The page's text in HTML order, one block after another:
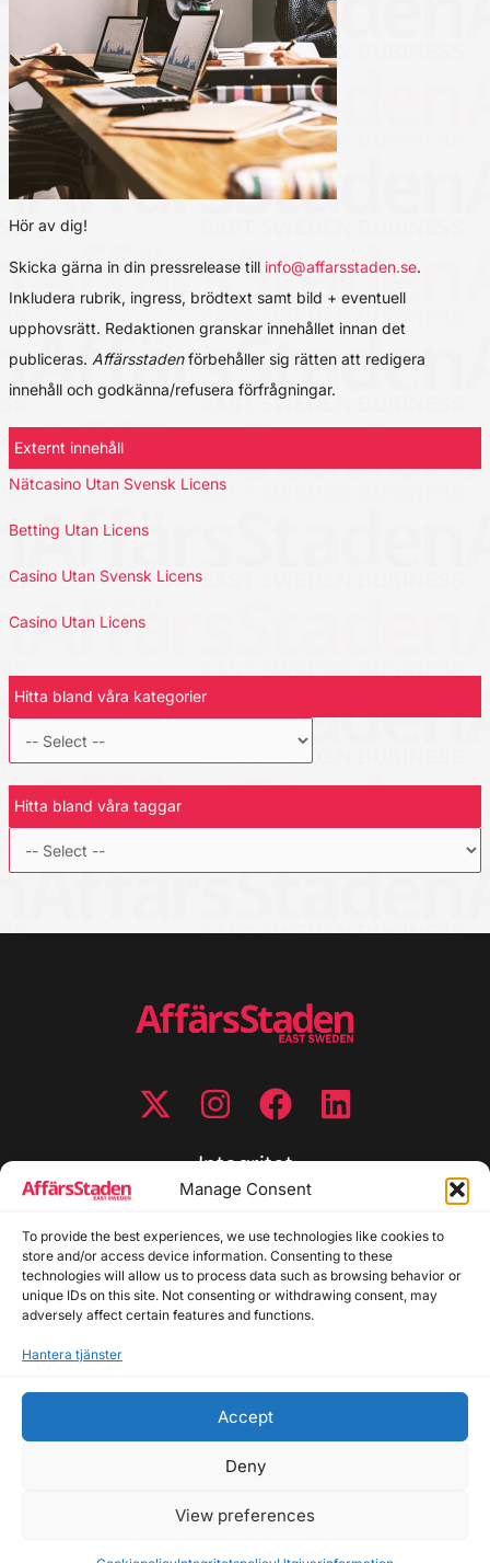
Manage Consent
To provide the best experiences, we use technologies like cookies to
store and/or access device information. Consenting to these
technologies will allow us to process data such as browsing behavior or
unique IDs on this site. Not consenting or withdrawing consent, may
adversely affect certain features and functions.
Hantera tjänster
Accept
Deny
View preferences
Hör av dig!
Skicka gärna in din pressrelease till info@affarsstaden.se.
Inkludera rubrik, ingress, brödtext samt bild + eventuell
upphovsrätt. Redaktionen granskar innehållet innan det
publiceras. Affärsstadenförbehåller sig rätten att redigera
innehåll och godkänna/refusera förfrågningar.
Externt innehåll
Nätcasino Utan Svensk Licens
Betting Utan Licens
Casino Utan Svensk Licens
Casino Utan Licens
Hitta bland våra kategorier
Hitta bland våra taggar
Integritet
Cookiepolicy
Disclaimer
Redaktionell policy
Utgivarinformation
Allmänna frågor: info@affarsstaden.se | Tipsa
annons@affarsstaden.se
© 2026 Affärsstaden.se | 2025 Alla rättigheter